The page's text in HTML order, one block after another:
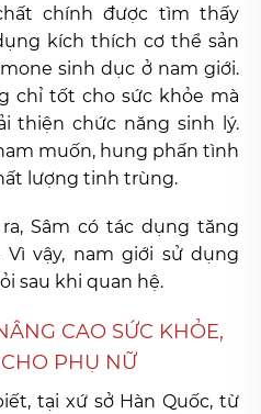
chính được tìm thấy
kích thích cơ thể sản
sinh dục ở nam giới.
chỉ tốt cho sức khỏe mà
thiện chức năng sinh lý.
muốn, hung phấn tình
lượng tinh trùng.
Sâm có tác dụng tăng
vậy, nam giới sử dụng
sau khi quan hệ.
CAO SỨC KHỎE,
PHỤ NỮ
tại xứ sở Hàn Quốc, từ